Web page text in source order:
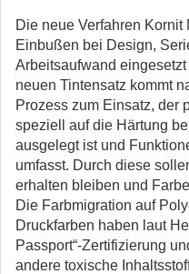
Die neue Verfahren
Einbußen bei Design,
Arbeitsaufwand
neuen Tintensatz kommt
Prozess zum Einsatz, der
speziell auf die Härtung
ausgelegt ist und
umfasst. Durch diese
erhalten bleiben und
Die Farbmigration auf
Druckfarben haben laut
Passport“-Zertifizierung
andere toxische